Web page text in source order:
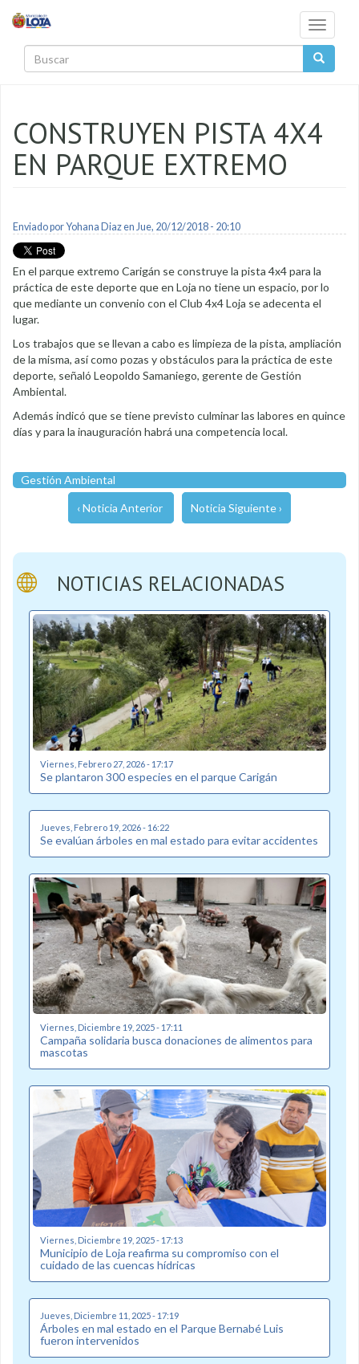
Toggle
CONSTRUYEN PISTA 4X4
EN PARQUE EXTREMO
Enviado porYohana Diazen Jue, 20/12/2018 - 20:10
En el parque extremo Carigán se construye la pista 4x4 para la
práctica de este deporte que en Loja no tiene un espacio, por lo
que mediante un convenio con el Club 4x4 Loja se adecenta el
lugar.
Los trabajos que se llevan a cabo es limpieza de la pista, ampliación
de la misma, así como pozas y obstáculos para la práctica de este
deporte, señaló Leopoldo Samaniego, gerente de Gestión
Ambiental.
Además indicó que se tiene previsto culminar las labores en quince
días y para la inauguración habrá una competencia local.
Gestión Ambiental
‹ Noticia Anterior Noticia Siguiente ›
NOTICIAS RELACIONADAS
Viernes, Febrero 27, 2026 - 17:17
Se plantaron 300 especies en el parque Carigán
Jueves, Febrero 19, 2026 - 16:22
Se evalúan árboles en mal estado para evitar accidentes
Viernes, Diciembre 19, 2025 - 17:11
Campaña solidaria busca donaciones de alimentos para
mascotas
Viernes, Diciembre 19, 2025 - 17:13
Municipio de Loja reafirma su compromiso con el
cuidado de las cuencas hídricas
Jueves, Diciembre 11, 2025 - 17:19
Árboles en mal estado en el Parque Bernabé Luis
fueron intervenidos